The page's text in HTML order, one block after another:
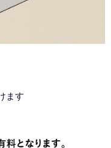
ます